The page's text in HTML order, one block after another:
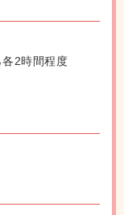
2時間程度